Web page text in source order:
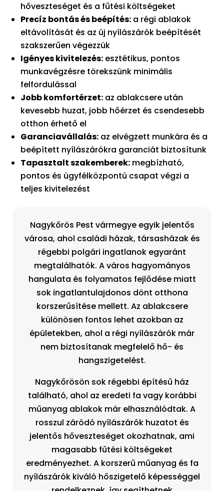
hőveszteséget és a fűtési költségeket
Precíz bontás és beépítés: a régi ablakok
eltávolítását és az új nyílászárók beépítését
szakszerűen végezzük
Igényes kivitelezés: esztétikus, pontos
munkavégzésre törekszünk minimális
felfordulással
Jobb komfortérzet: az ablakcsere után
kevesebb huzat, jobb hőérzet és csendesebb
otthon érhető el
Garanciavállalás: az elvégzett munkára és a
beépített nyílászárókra garanciát biztosítunk
Tapasztalt szakemberek: megbízható,
pontos és ügyfélközpontú csapat végzi a
teljes kivitelezést
Nagykőrös Pest vármegye egyik jelentős
városa, ahol családi házak, társasházak és
régebbi polgári ingatlanok egyaránt
megtalálhatók. A város hagyományos
hangulata és folyamatos fejlődése miatt
sok ingatlantulajdonos dönt otthona
korszerűsítése mellett. Az ablakcsere
különösen fontos lehet azokban az
épületekben, ahol a régi nyílászárók már
nem biztosítanak megfelelő hő- és
hangszigetelést.
Nagykőrösön sok régebbi építésű ház
található, ahol az eredeti fa vagy korábbi
műanyag ablakok már elhasználódtak. A
rosszul záródó nyílászárók huzatot és
jelentős hőveszteséget okozhatnak, ami
magasabb fűtési költségeket
eredményezhet. A korszerű műanyag és fa
nyílászárók kiváló hőszigetelő képességgel